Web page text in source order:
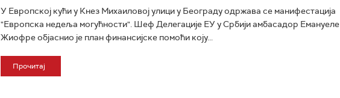
У Европској кући у Кнез Михаиловој улици у Београду одржава се манифестација
"Европска недеља могућности". Шеф Делегације ЕУ у Србији амбасадор Емануеле
Жиофре објаснио је план финансијске помоћи коју...
Прочитај